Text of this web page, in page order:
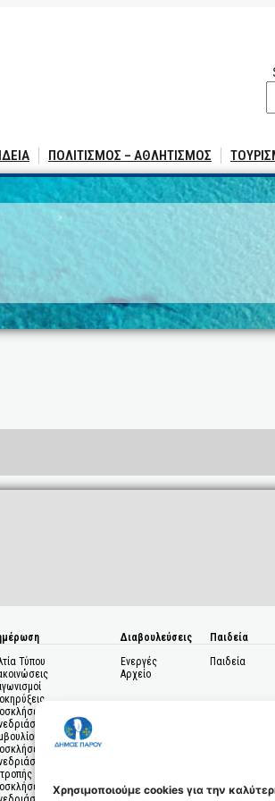
Χρησιμοποιούμε cookies για την
ΠΟΛΙΤΙΣΜΟΣ – ΑΘΛΗΤΙΣΜΟΣ
Τύπου
σε
Δημοτικού
σε
Δημοτικής
σε
Διαβουλεύσεις
Ενεργές
Αρχείο
Παιδεία
Παιδεία